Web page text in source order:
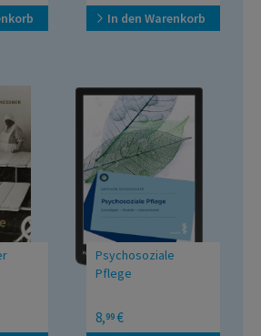
In den Warenkorb
Psychosoziale
Pflege
Grundlagen – Modelle –
Interventionen
8,99 €